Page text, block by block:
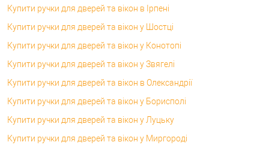
Купити ручки для дверей та вікон в Ірпені
Купити ручки для дверей та вікон у Шостці
Купити ручки для дверей та вікон у Конотопі
Купити ручки для дверей та вікон у Звягелі
Купити ручки для дверей та вікон в Олександрії
Купити ручки для дверей та вікон у Борисполі
Купити ручки для дверей та вікон у Луцьку
Купити ручки для дверей та вікон у Миргороді